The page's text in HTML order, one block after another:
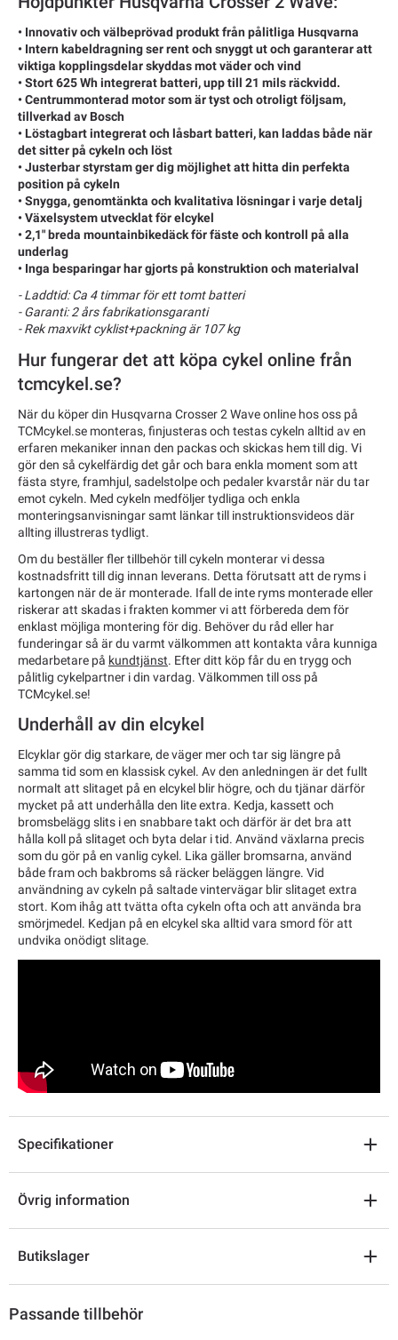
• Innovativ och välbeprövad produkt från pålitliga Husqvarna
• Intern kabeldragning ser rent och snyggt ut och garanterar att
viktiga kopplingsdelar skyddas mot väder och vind
• Stort 625 Wh integrerat batteri, upp till 21 mils räckvidd.
• Centrummonterad motor som är tyst och otroligt följsam,
tillverkad av Bosch
• Löstagbart integrerat och låsbart batteri, kan laddas både när
det sitter på cykeln och löst
• Justerbar styrstam ger dig möjlighet att hitta din perfekta
position på cykeln
• Snygga, genomtänkta och kvalitativa lösningar i varje detalj
• Växelsystem utvecklat för elcykel
• 2,1" breda mountainbikedäck för fäste och kontroll på alla
underlag
• Inga besparingar har gjorts på konstruktion och materialval
- Laddtid: Ca 4 timmar för ett tomt batteri
- Garanti: 2 års fabrikationsgaranti
- Rek maxvikt cyklist+packning är 107 kg
Hur fungerar det att köpa cykel online från
tcmcykel.se?
När du köper din Husqvarna Crosser 2 Wave online hos oss på
TCMcykel.se monteras, finjusteras och testas cykeln alltid av en
erfaren mekaniker innan den packas och skickas hem till dig. Vi
gör den så cykelfärdig det går och bara enkla moment som att
fästa styre, framhjul, sadelstolpe och pedaler kvarstår när du tar
emot cykeln. Med cykeln medföljer tydliga och enkla
monteringsanvisningar samt länkar till instruktionsvideos där
allting illustreras tydligt.
Om du beställer fler tillbehör till cykeln monterar vi dessa
kostnadsfritt till dig innan leverans. Detta förutsatt att de ryms i
kartongen när de är monterade. Ifall de inte ryms monterade eller
riskerar att skadas i frakten kommer vi att förbereda dem för
enklast möjliga montering för dig. Behöver du råd eller har
funderingar så är du varmt välkommen att kontakta våra kunniga
medarbetare på kundtjänst. Efter ditt köp får du en trygg och
pålitlig cykelpartner i din vardag. Välkommen till oss på
TCMcykel.se!
Underhåll av din elcykel
Elcyklar gör dig starkare, de väger mer och tar sig längre på
samma tid som en klassisk cykel. Av den anledningen är det fullt
normalt att slitaget på en elcykel blir högre, och du tjänar därför
mycket på att underhålla den lite extra. Kedja, kassett och
bromsbelägg slits i en snabbare takt och därför är det bra att
hålla koll på slitaget och byta delar i tid. Använd växlarna precis
som du gör på en vanlig cykel. Lika gäller bromsarna, använd
både fram och bakbroms så räcker beläggen längre. Vid
användning av cykeln på saltade vintervägar blir slitaget extra
stort. Kom ihåg att tvätta ofta cykeln ofta och att använda bra
smörjmedel. Kedjan på en elcykel ska alltid vara smord för att
undvika onödigt slitage.
Specifikationer
Övrig information
Butikslager
Passande tillbehör